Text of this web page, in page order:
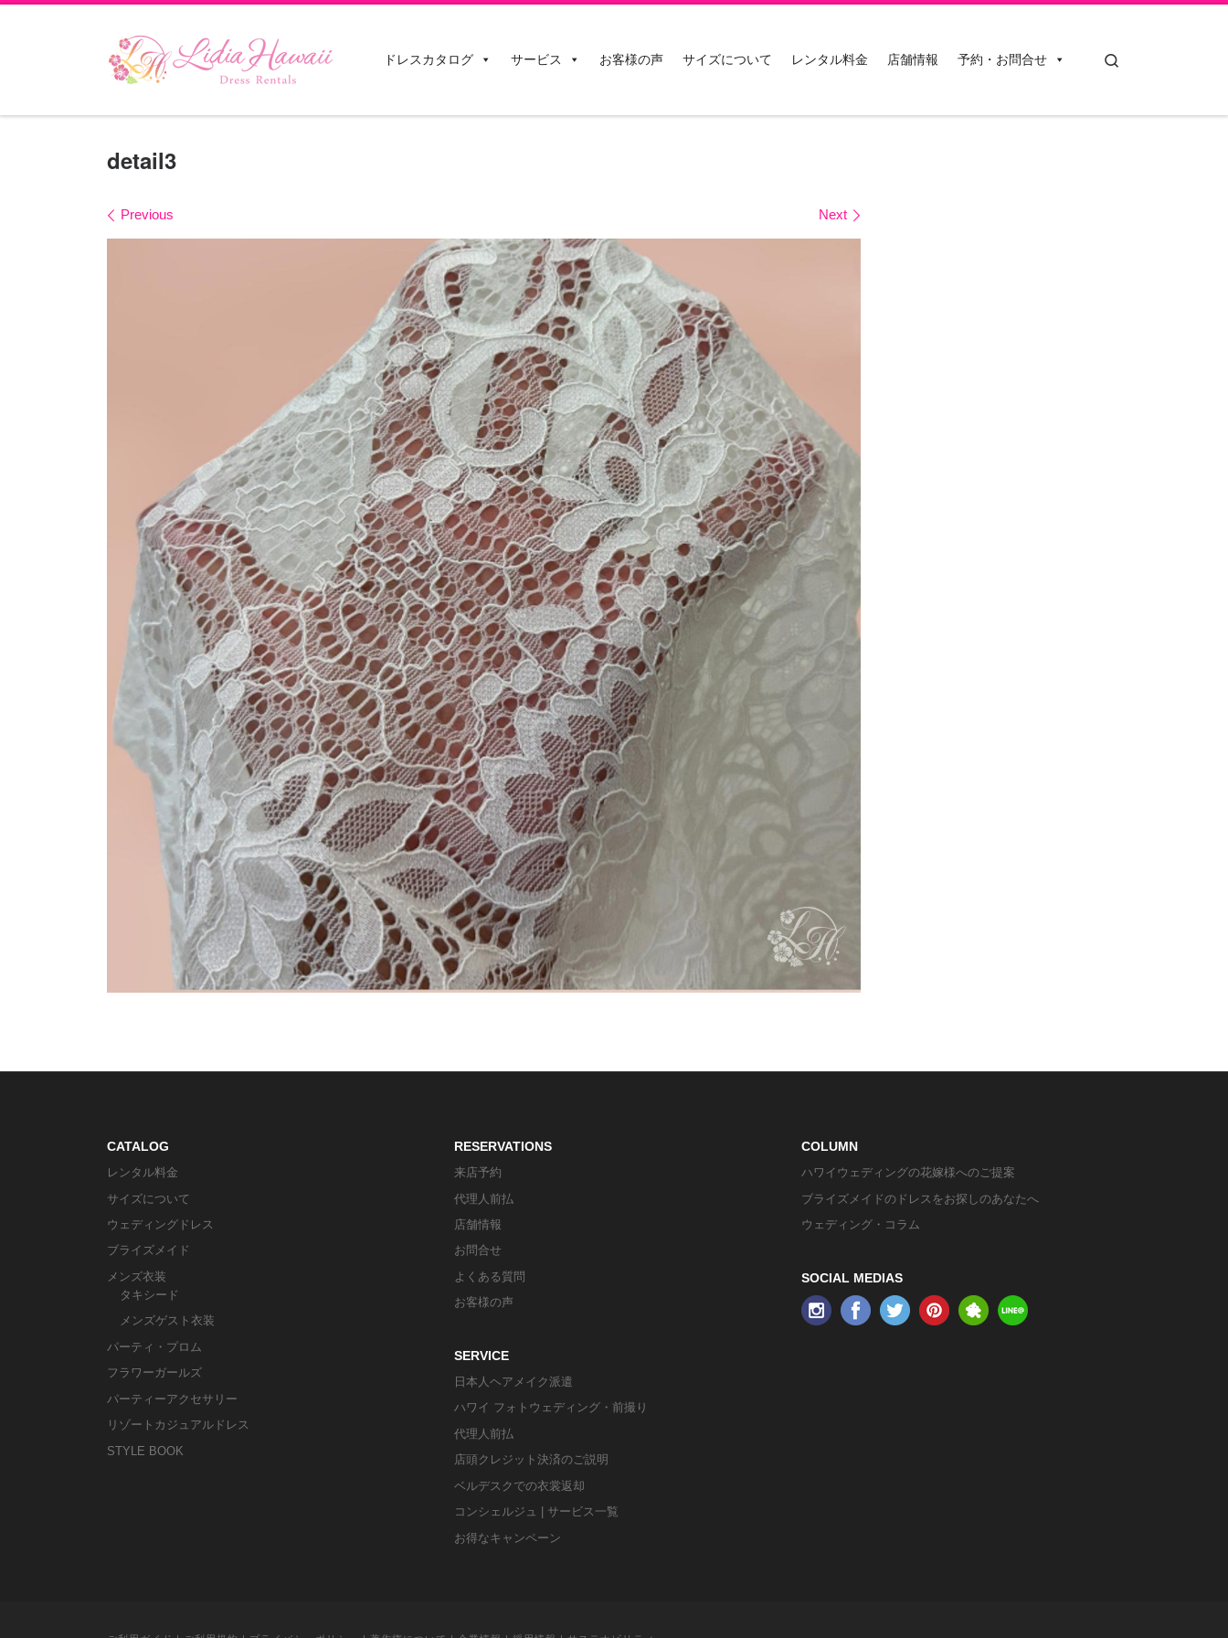
ドレスカタログ サービス お客様の声 サイズについて レンタル料金 店舗情報 予約・お問合せ
detail3
Images navigation
Previous Next
CATALOG
レンタル料金
サイズについて
ウェディングドレス
ブライズメイド
メンズ衣装
タキシード
メンズゲスト衣装
パーティ・プロム
フラワーガールズ
パーティーアクセサリー
リゾートカジュアルドレス
STYLE BOOK
RESERVATIONS
来店予約
代理人前払
店舗情報
お問合せ
よくある質問
お客様の声
SERVICE
日本人ヘアメイク派遣
ハワイ フォトウェディング・前撮り
代理人前払
店頭クレジット決済のご説明
ベルデスクでの衣裳返却
コンシェルジュ | サービス一覧
お得なキャンペーン
COLUMN
ハワイウェディングの花嫁様へのご提案
ブライズメイドのドレスをお探しのあなたへ
ウェディング・コラム
SOCIAL MEDIAS